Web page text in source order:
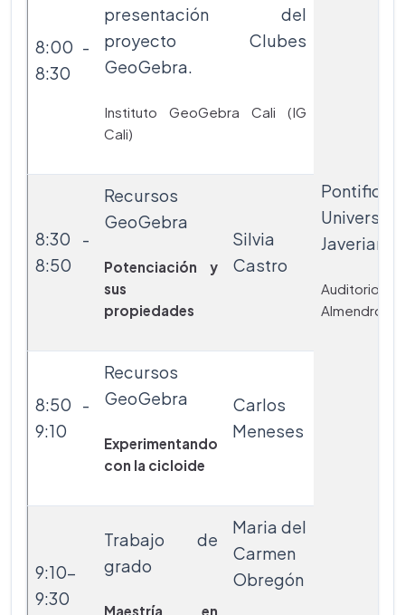
Pontificia
Javeriana
Auditorio
Almendros
8:00 -
8:30
presentación del
proyecto Clubes
GeoGebra.
Instituto GeoGebra Cali (IG
Cali)
8:30 -
8:50
Recursos
GeoGebra
Potenciación y
sus
propiedades
Silvia
Castro
8:50 -
9:10
Recursos
GeoGebra
Experimentando
con la cicloide
Carlos
Meneses
9:10-
9:30
Trabajo de
grado
Maestría en
Maria del
Carmen
Obregón